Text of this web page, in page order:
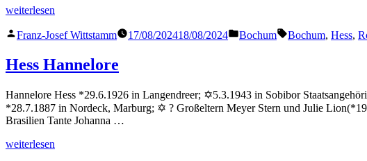
„Hess
weiterlesen
Veröffentlicht
Franz-Josef Wittstamm 17/08/202418/08/2024
Veröffentlicht
Bochum Schlagwörter:
Bochum, Hess,
Hess Hannelore
Hannelore Hess *29.6.1926 in Langendreer; ✡5.3.1943 in Sobibor
*28.7.1887 in Nordeck, Marburg; ✡ ? Großeltern Meyer Stern und Julie
Brasilien Tante Johanna …
„Hess
weiterlesen